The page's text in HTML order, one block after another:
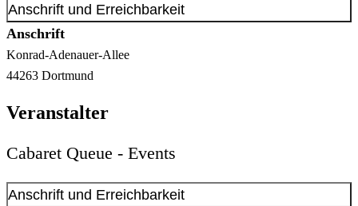
Anschrift und Erreichbarkeit
Anschrift
Konrad-Adenauer-Allee
44263 Dortmund
Veranstalter
Cabaret Queue - Events
Anschrift und Erreichbarkeit